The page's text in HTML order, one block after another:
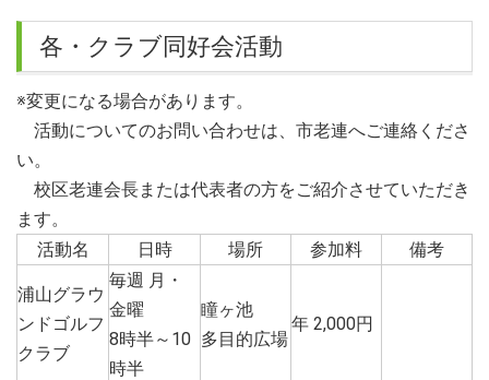
各・クラブ同好会活動
※変更になる場合があります。
活動についてのお問い合わせは、市老連へご連絡くださ
い。
校区老連会長または代表者の方をご紹介させていただき
ます。
活動名
日時 場所 参加料 備考
浦山グラウ
ンドゴルフ
クラブ
毎週 月・
金曜
8時半～10
時半
瞳ヶ池
多目的広場
年 2,000円